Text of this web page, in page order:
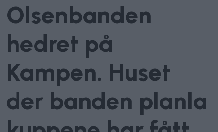
Olsenbanden
hedret på
Kampen. Huset
der banden planla